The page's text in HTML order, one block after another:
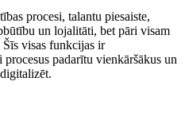
procesi, talantu piesaiste,
un lojalitāti, bet pāri visam
visas funkcijas ir
padarītu vienkāršākus un